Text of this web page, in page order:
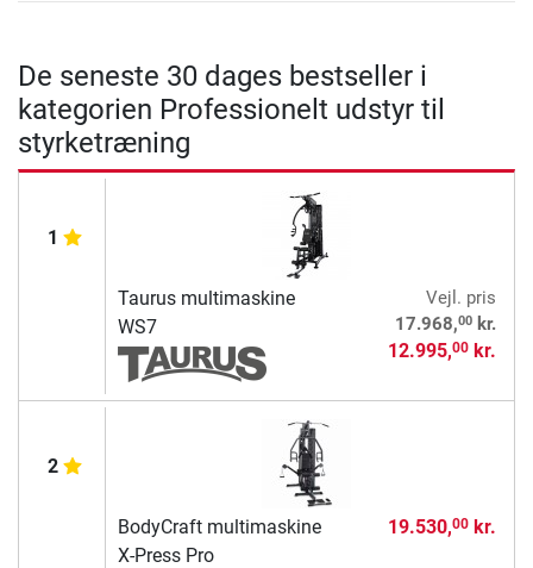
De seneste 30 dages bestseller i
kategorien Professionelt udstyr til
styrketræning
1
Taurus multimaskine
WS7
Vejl. pris
17.968,00kr.
12.995,00kr.
2
BodyCraft multimaskine
X-Press Pro
19.530,00kr.